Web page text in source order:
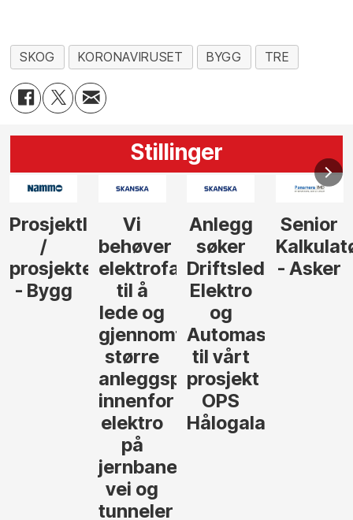
SKOG KORONAVIRUSET BYGG TRE
Stillinger
Anlegg
søker
Driftsleder
Elektro
Automasjon
Hålogalandsvegen
Senior
Kalkulatør
- Asker
Senior
Tilbudsleder
Anlegg
- Oslo